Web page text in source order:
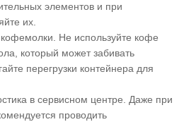
элементов и при
их.
кофемолки. Не используйте кофе
который может забивать
перегрузки контейнера для
в сервисном центре. Даже при
проводить